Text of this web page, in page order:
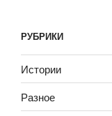
РУБРИКИ
Истории
Разное